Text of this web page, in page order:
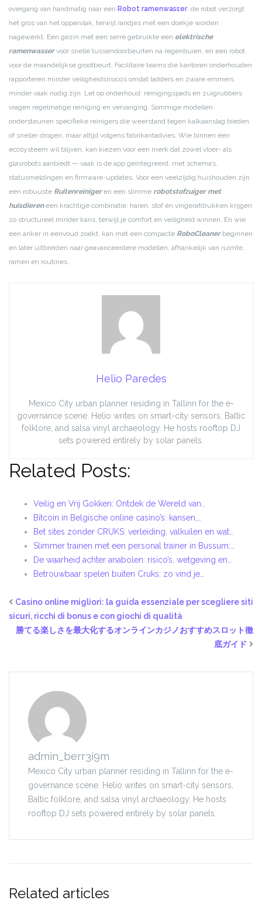
overgang van handmatig naar een Robot ramenwasser: de robot verzorgt
het gros van het oppervlak, terwijl randjes met een doekje worden
nagewerkt. Een gezin met een serre gebruikte een elektrische
ramenwasservoor snelle tussendoorbeurten na regenbuien, en een robot
voor de maandelijkse grootbeurt. Facilitaire teams die kantoren onderhouden
rapporteren minder veiligheidsrisico’s omdat ladders en zware emmers
minder vaak nodig zijn. Let op onderhoud: reinigingspads en zuigrubbers
vragen regelmatige reiniging en vervanging. Sommige modellen
ondersteunen specifieke reinigers die weerstand tegen kalkaanslag bieden
of sneller drogen, maar altijd volgens fabrikantadvies. Wie binnen één
ecosysteem wil blijven, kan kiezen voor een merk dat zowel vloer- als
glasrobots aanbiedt — vaak is de app geïntegreerd, met schema’s,
statusmeldingen en firmware-updates. Voor een veelzijdig huishouden zijn
een robuuste Ruitenreinigeren een slimme robotstofzuiger met
huisdiereneen krachtige combinatie: haren, stof én vingerafdrukken krijgen
zo structureel minder kans, terwijl je comfort en veiligheid winnen. En wie
een anker in eenvoud zoekt, kan met een compacte RoboCleanerbeginnen
en later uitbreiden naar geavanceerdere modellen, afhankelijk van ruimte,
ramen en routines.
Helio Paredes
Mexico City urban planner residing in Tallinn for the e-
governance scene. Helio writes on smart-city sensors, Baltic
folklore, and salsa vinyl archaeology. He hosts rooftop DJ
sets powered entirely by solar panels.
Related Posts:
Veilig en Vrij Gokken: Ontdek de Wereld van…
Bitcoin in Belgische online casino’s: kansen,…
Bet sites zonder CRUKS: verleiding, valkuilen en wat…
Slimmer trainen met een personal trainer in Bussum:…
De waarheid achter anabolen: risico’s, wetgeving en…
Betrouwbaar spelen buiten Cruks: zo vind je…
Casino online migliori: la guida essenziale per scegliere siti
sicuri, ricchi di bonus e con giochi di qualità
勝てる楽しさを最大化するオンラインカジノおすすめスロット徹
底ガイド
admin_berr3i9m
Mexico City urban planner residing in Tallinn for the e-
governance scene. Helio writes on smart-city sensors,
Baltic folklore, and salsa vinyl archaeology. He hosts
rooftop DJ sets powered entirely by solar panels.
Related articles